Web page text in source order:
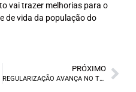
vai trazer melhorias para o
de vida da população do
PRÓXIMO
REGULARIZAÇÃO AVANÇA NO TOCANTINS